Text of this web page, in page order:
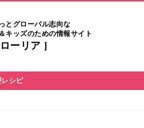
とグローバル志向な
キッズのための情報サイト
ーリア
レシピ